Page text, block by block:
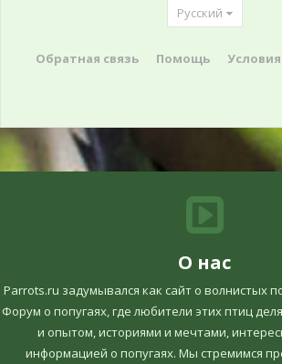
Русский
Обратная связь Помощь
О нас
Parrots.ru задумывался как сайт о волнистых
Форум о попугаях, где любители этих птиц
и опытом, историями и мечтами,
информацией о попугаях. Мы стремимся